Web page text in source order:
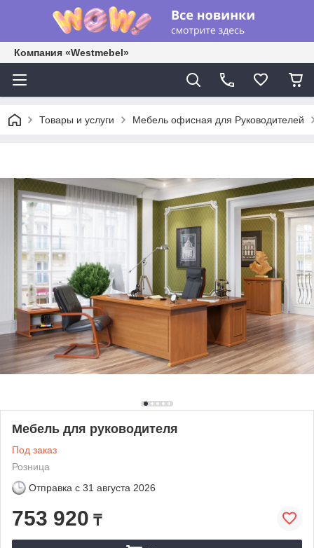
Компания «Westmebel»
Товары и услуги Мебель офисная для Руководителей
Мебель для руководителя
Под заказ
Розница
Отправка с 31 августа 2026
753 920 ₸